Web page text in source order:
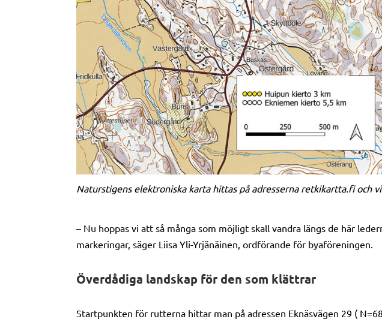
Naturstigens elektroniska karta hittas på adresserna retkikartta.fi och
– Nu hoppas vi att så många som möjligt skall vandra längs de här
markeringar, säger Liisa Yli-Yrjänäinen, ordförande för byaföreningen.
Överdådiga landskap för den som klättrar
Startpunkten för rutterna hittar man på adressen Eknäsvägen 29 (